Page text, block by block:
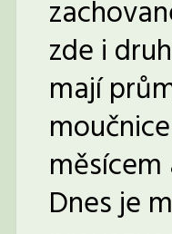
zde i
mají
Dnes je